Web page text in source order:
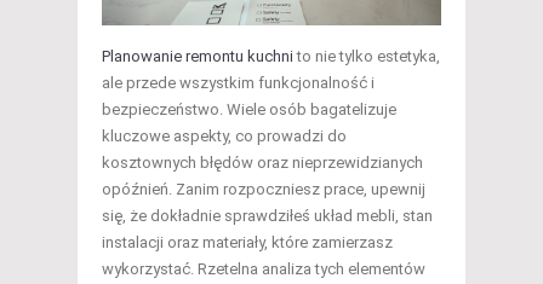
Planowanie remontu kuchnito nie tylko estetyka,
ale przede wszystkim funkcjonalność i
bezpieczeństwo. Wiele osób bagatelizuje
kluczowe aspekty, co prowadzi do
kosztownych błędów oraz nieprzewidzianych
opóźnień. Zanim rozpoczniesz prace, upewnij
się, że dokładnie sprawdziłeś układ mebli, stan
instalacji oraz materiały, które zamierzasz
wykorzystać. Rzetelna analiza tych elementów